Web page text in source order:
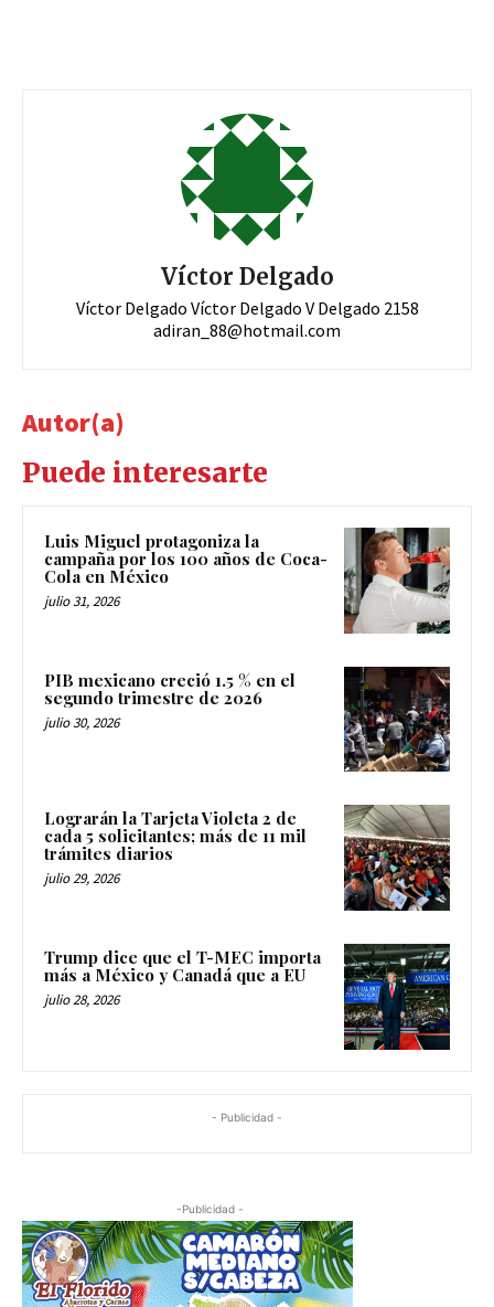
Víctor Delgado
Víctor Delgado Víctor Delgado V Delgado 2158
adiran_88@hotmail.com
Autor(a)
Puede interesarte
Luis Miguel protagoniza la
campaña por los 100 años de Coca-
Cola en México
julio 31, 2026
PIB mexicano creció 1.5 % en el
segundo trimestre de 2026
julio 30, 2026
Lograrán la Tarjeta Violeta 2 de
cada 5 solicitantes; más de 11 mil
trámites diarios
julio 29, 2026
Trump dice que el T-MEC importa
más a México y Canadá que a EU
julio 28, 2026
- Publicidad -
-Publicidad -